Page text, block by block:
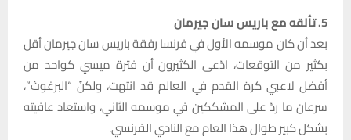
5. تألقه مع باريس سان جيرمان
بعد أن كان موسمه الأول في فرنسا رفقة باريس سان جيرمان أقل
بكثير من التوقعات، ادّعى الكثيرون أن فترة ميسي كواحد من
أفضل لاعبي كرة القدم في العالم قد انتهت، ولكنّ “البرغوث”،
سرعان ما ردّ على المشككين في موسمه الثاني، واستعاد عافيته
بشكل كبير طوال هذا العام مع النادي الفرنسي.